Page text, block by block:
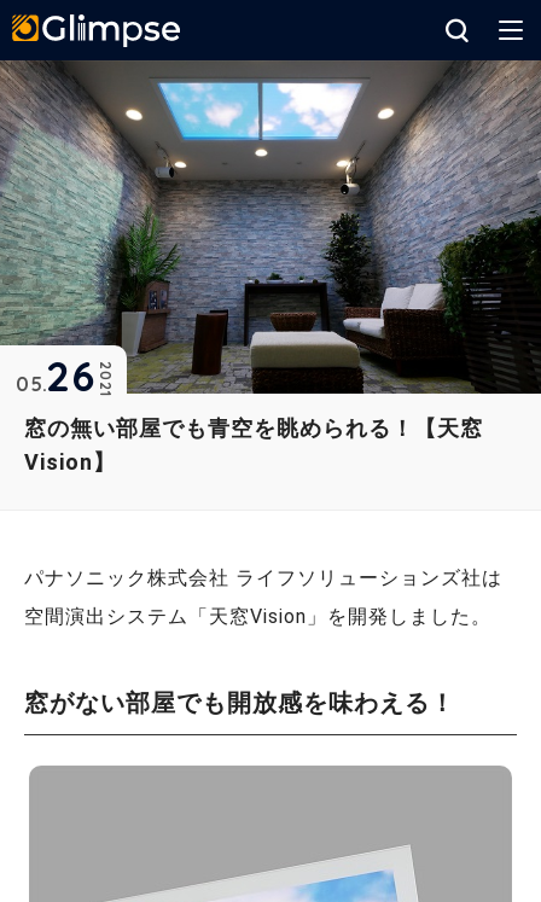
窓の無い部屋でも青空を眺められる！【天窓
Vision】
2021
05 26
パナソニック株式会社 ライフソリューションズ社は
空間演出システム「天窓Vision」を開発しました。
窓がない部屋でも開放感を味わえる！